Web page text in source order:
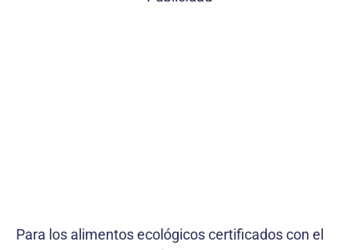
Para los alimentos ecológicos certificados con el